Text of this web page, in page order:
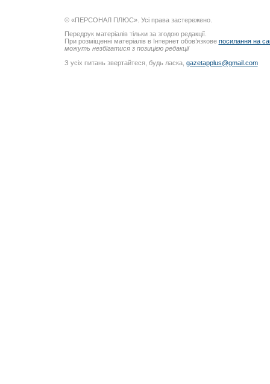
© «ПЕРСОНАЛ ПЛЮС». Усі права застережено.
Передрук матеріалів тільки за згодою редакції.
При розміщенні матеріалів в Інтернет обов’язкове посилання на
можуть незбігатися з позицією редакції
З усіх питань звертайтеся, будь ласка, gazetapplus@gmail.com